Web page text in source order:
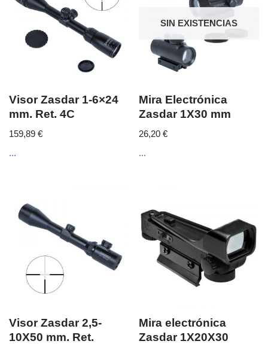
Visor Zasdar 1-6×24
mm. Ret. 4C
159,89 €
...
SIN EXISTENCIAS
Mira Electrónica
Zasdar 1X30 mm
26,20€
...
Visor Zasdar 2,5-
10X50 mm. Ret.
Mira electrónica
Zasdar 1X20X30